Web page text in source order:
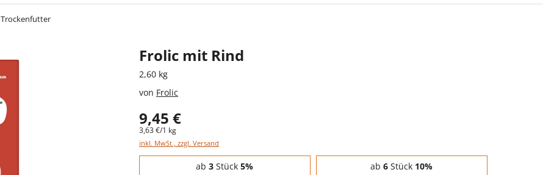
Trockenfutter
Frolic mit Rind
2,60 kg
von Frolic
9,45 €
3,63 €/1 kg
inkl. MwSt., zzgl. Versand
Staffelpreise - Mengenrabatt
ab 3 Stück 5% ab 6 Stück 10%